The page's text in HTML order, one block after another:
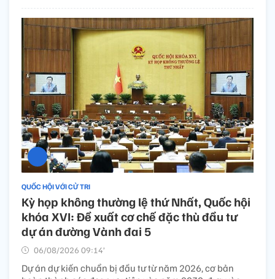
QUỐC HỘI VỚI CỬ TRI
Kỳ họp không thường lệ thứ Nhất, Quốc hội
khóa XVI: Đề xuất cơ chế đặc thù đầu tư
dự án đường Vành đai 5
06/08/2026 09:14’
Dự án dự kiến chuẩn bị đầu tư từ năm 2026, cơ bản